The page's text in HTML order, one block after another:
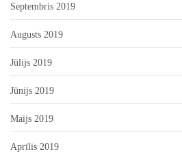
Septembris 2019
Augusts 2019
Jūlijs 2019
Jūnijs 2019
Maijs 2019
Aprīlis 2019